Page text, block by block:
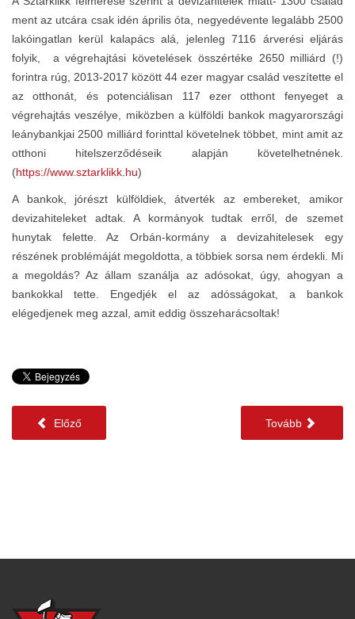
ment az utcára csak idén április óta, negyedévente legalább 2500
lakóingatlan kerül kalapács alá, jelenleg 7116 árverési eljárás
folyik, a végrehajtási követelések összértéke 2650 milliárd (!)
forintra rúg, 2013-2017 között 44 ezer magyar család veszítette el
az otthonát, és potenciálisan 117 ezer otthont fenyeget a
végrehajtás veszélye, miközben a külföldi bankok magyarországi
leánybankjai 2500 milliárd forinttal követelnek többet, mint amit az
otthoni hitelszerződéseik alapján követelhetnének.
(https://www.sztarklikk.hu)
A bankok, jórészt külföldiek, átverték az embereket, amikor
devizahiteleket adtak. A kormányok tudtak erről, de szemet
hunytak felette. Az Orbán-kormány a devizahitelesek egy
részének problémáját megoldotta, a többiek sorsa nem érdekli. Mi
a megoldás? Az állam szanálja az adósokat, úgy, ahogyan a
bankokkal tette. Engedjék el az adósságokat, a bankok
elégedjenek meg azzal, amit eddig összeharácsoltak!
Előző Tovább